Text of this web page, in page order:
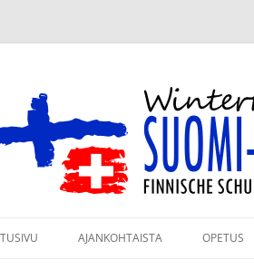
AJANKOHTAISTA OPETUS